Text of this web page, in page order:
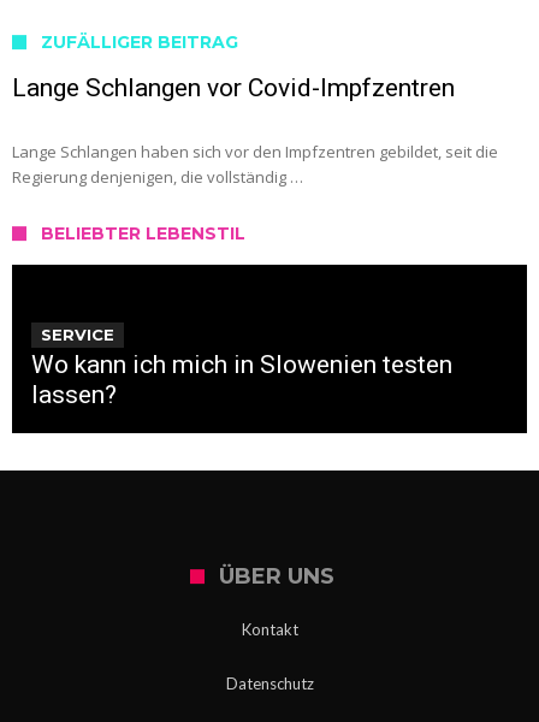
ZUFÄLLIGER BEITRAG
Lange Schlangen vor Covid-Impfzentren
Lange Schlangen haben sich vor den Impfzentren gebildet, seit die
Regierung denjenigen, die vollständig …
BELIEBTER LEBENSTIL
SERVICE
Wo kann ich mich in Slowenien testen
lassen?
ÜBER UNS
Kontakt
Datenschutz